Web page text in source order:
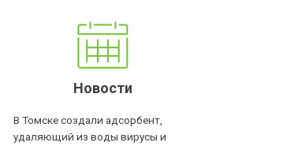
Новости
В Томске создали адсорбент,
удаляющий из воды вирусы и